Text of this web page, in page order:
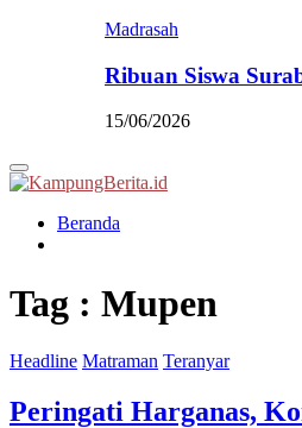
Madrasah
Ribuan Siswa
15/06/2026
Primary
Menu
Beranda
Tag : Mupen
Headline Matraman Teranyar
Peringati Harganas,